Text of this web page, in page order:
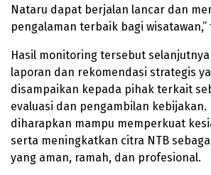
Nataru dapat berjalan lancar dan
pengalaman terbaik bagi
Hasil monitoring tersebut
laporan dan rekomendasi strategis
disampaikan kepada pihak terkait
evaluasi dan pengambilan kebijakan.
diharapkan mampu memperkuat
serta meningkatkan citra NTB
yang aman, ramah, dan profesional.